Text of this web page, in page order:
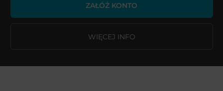
ZAŁÓŻ KONTO
WIĘCEJ INFO